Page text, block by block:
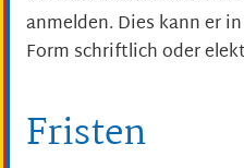
anmelden. Dies kann er
Form schriftlich oder
Fristen